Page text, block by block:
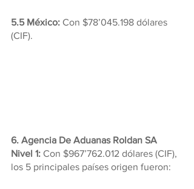
5.5 México: Con $78’045.198 dólares
(CIF).
6. Agencia De Aduanas Roldan SA
Nivel 1: Con $967’762.012 dólares (CIF),
los 5 principales países origen fueron: